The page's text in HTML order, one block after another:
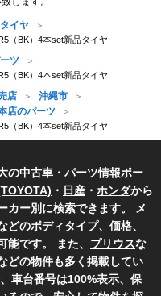
イヤ
（BK）4本set新品タイヤ
ツ
（BK）4本set新品タイヤ
店
沖縄市
店のパーツ
（BK）4本set新品タイヤ
の中古車・パーツ情報ポー
・ 日産 ・ ホンダから
カー別に検索できます。 メ
どのボディタイプ、価格、
能です。 また、 プリウスな
どの物件も多く掲載してい
車台番号は100%表示、保